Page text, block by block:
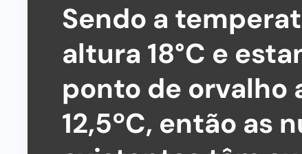
Sendo a
altura 18°C e
ponto de orvalho
12,5ºC, então as